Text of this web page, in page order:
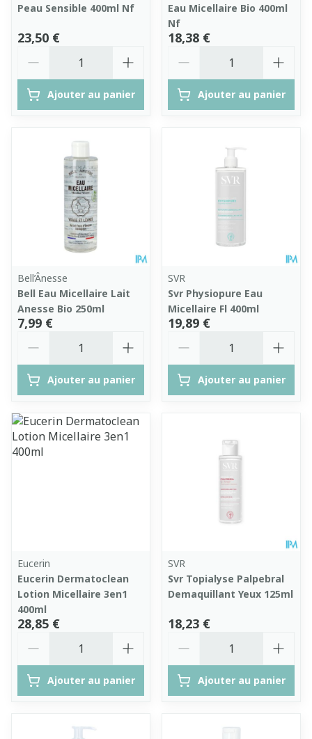
Peau Sensible 400ml Nf
23,50 €
Ajouter au panier
Eau Micellaire Bio 400ml
Nf
18,38 €
Ajouter au panier
Bell’Ânesse
Bell Eau Micellaire Lait
Anesse Bio 250ml
7,99 €
Ajouter au panier
SVR
Svr Physiopure Eau
Micellaire Fl 400ml
19,89 €
Ajouter au panier
Eucerin
Eucerin Dermatoclean
Lotion Micellaire 3en1
400ml
28,85 €
Ajouter au panier
SVR
Svr Topialyse Palpebral
Demaquillant Yeux 125ml
18,23 €
Ajouter au panier